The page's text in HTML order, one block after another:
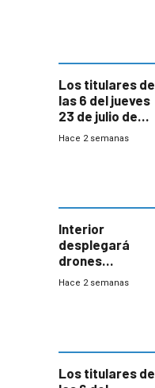
gobierno
Los titulares de
las 6 del jueves
23 de julio de
2026
Hace 2 semanas
Interior
desplegará
drones
autónomos para
Hace 2 semanas
Los titulares de